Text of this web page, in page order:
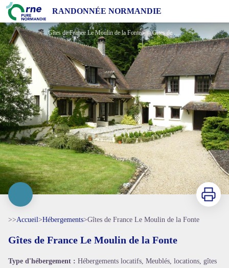
RANDONNÉE NORMANDIE
Gîtes de France Le Moulin de la Fonte
Gîtes de France Le Moulin de la Fonte - © Gites de France Orne
Imprimer
>>Accueil>Hébergements>Gîtes de France Le Moulin de la Fonte
Gîtes de France Le Moulin de la Fonte
Type d'hébergement : Hébergements locatifs, Meublés, locations, gîtes